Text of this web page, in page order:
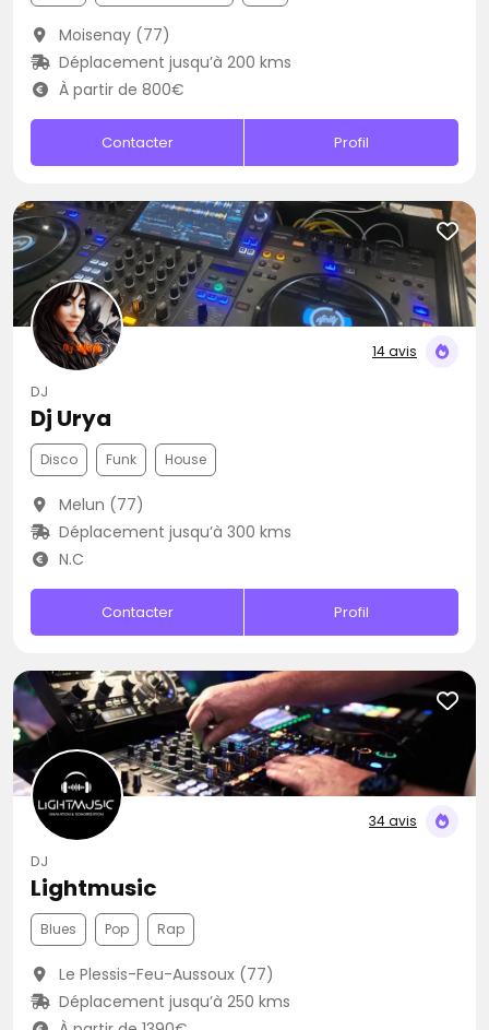
Moisenay (77)
Déplacement jusqu’à 200 kms
À partir de 800€
Contacter Profil
14 avis
DJ
Dj Urya
Disco Funk House
Melun (77)
Déplacement jusqu’à 300 kms
N.C
Contacter Profil
34 avis
DJ
Lightmusic
Blues Pop Rap
Le Plessis-Feu-Aussoux (77)
Déplacement jusqu’à 250 kms